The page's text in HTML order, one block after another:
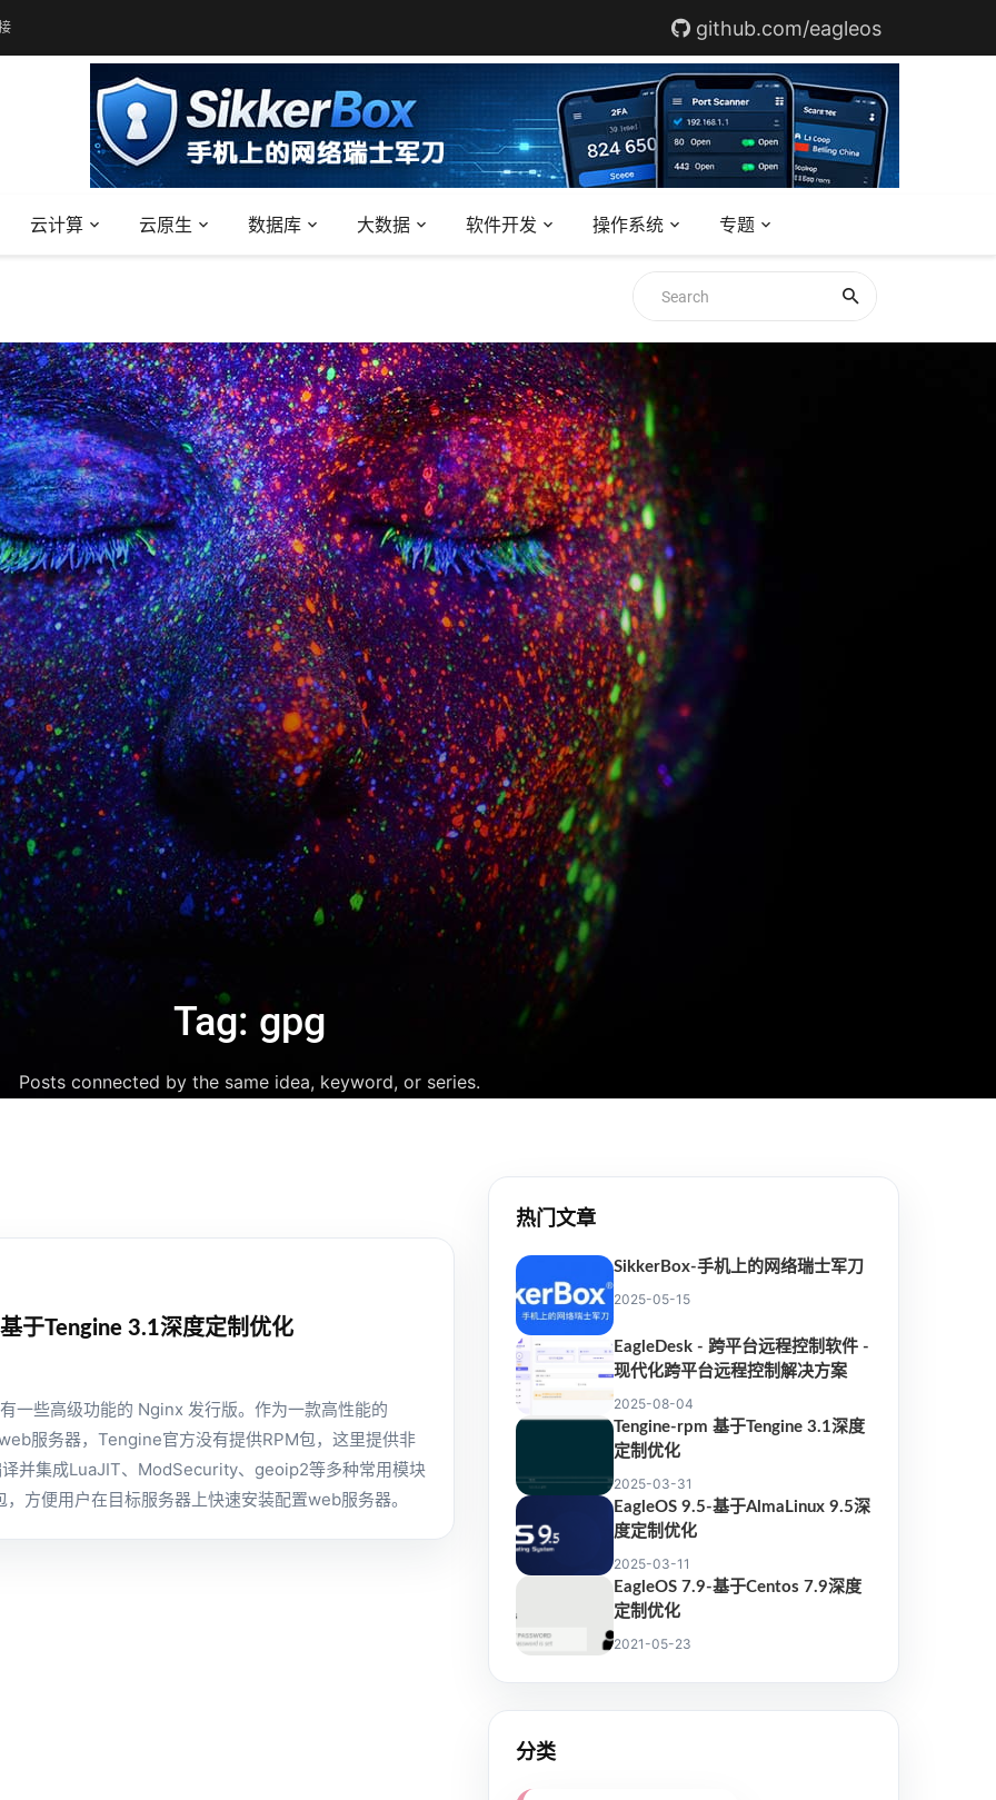
github.com/eagleos
云计算 云原生 数据库 大数据 软件开发 操作系统 专题
Tag: gpg
Posts connected by the same idea, keyword, or series.
于Tengine 3.1深度定制优化
一些高级功能的 Nginx 发行版。作为一款高性能的
服务器，Tengine官方没有提供RPM包，这里提供非
并集成LuaJIT、ModSecurity、geoip2等多种常用模块
方便用户在目标服务器上快速安装配置web服务器。
热门文章
SikkerBox-手机上的网络瑞士军刀
2025-05-15
EagleDesk - 跨平台远程控制软件 -
现代化跨平台远程控制解决方案
2025-08-04
Tengine-rpm 基于Tengine 3.1深度
定制优化
2025-03-31
EagleOS 9.5-基于AlmaLinux 9.5深
度定制优化
2025-03-11
EagleOS 7.9-基于Centos 7.9深度
定制优化
2021-05-23
分类